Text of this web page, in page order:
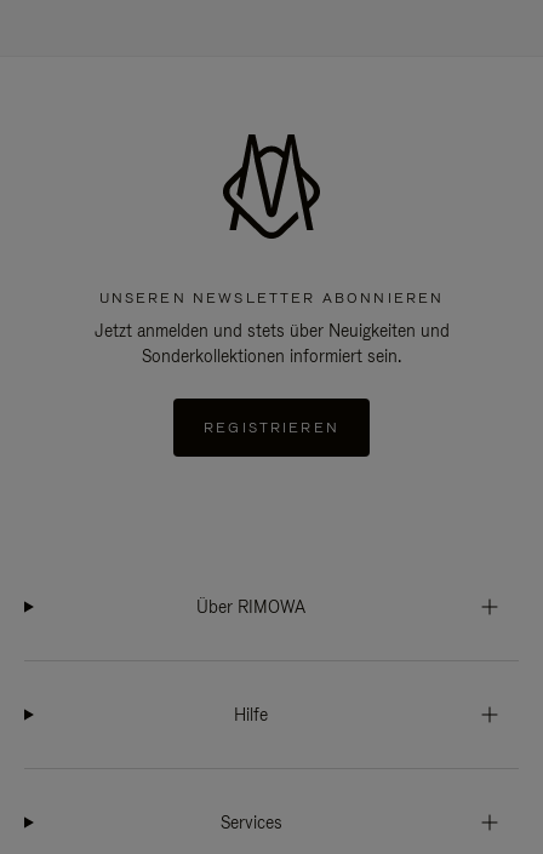
UNSEREN NEWSLETTER ABONNIEREN
Jetzt anmelden und stets über Neuigkeiten und
Sonderkollektionen informiert sein.
REGISTRIEREN
Über RIMOWA
Hilfe
Services